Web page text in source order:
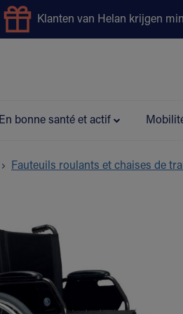
Klanten van Helan krijgen
En bonne santé et actif
Fauteuils roulants et chaises de